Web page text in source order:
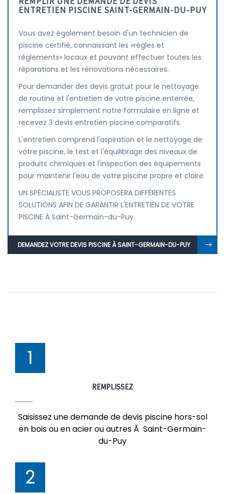
ENTRETIEN PISCINE SAINT-GERMAIN-DU-PUY
Vous avez également besoin d'un technicien de
piscine certifié, connaissant les «règles et
règlements» locaux et pouvant effectuer toutes les
réparations et les rénovations nécessaires.
Pour demander des devis gratuit pour le nettoyage
de routine et l'entretien de votre piscine enterrée,
remplissez simplement notre formulaire en ligne et
recevez 3 devis entretien piscine comparatifs.
L'entretien comprend l'aspiration et le nettoyage de
votre piscine, le test et l'équilibrage des niveaux de
produits chimiques et l'inspection des équipements
pour maintenir l'eau de votre piscine propre et claire.
UN SPÉCIALISTE VOUS PROPOSERA DIFFÉRENTES
SOLUTIONS AFIN DE GARANTIR L'ENTRETIEN DE VOTRE
PISCINE À Saint-Germain-du-Puy.
DEMANDEZ VOTRE DEVIS PISCINE À SAINT-GERMAIN-DU-PUY
1
REMPLISSEZ
Saisissez une demande de devis piscine hors-sol
en bois ou en acier ou autres Ã Saint-Germain-
du-Puy
2